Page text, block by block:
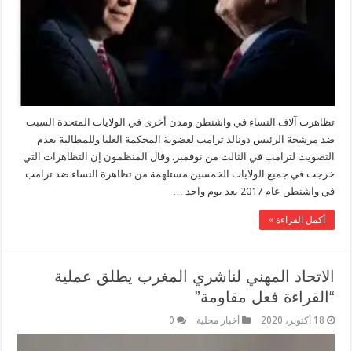
تظاهرت آلاف النساء في واشنطن ومدن أخرى في الولايات المتحدة السبت
ضد مرشحة الرئيس دونالد ترامب لعضوية المحكمة العليا وللمطالبة بعدم
التصويت لترامب في الثالث من نوفمبر. وقال المنظمون إن التظاهرات التي
خرجت في جميع الولايات الخمسين مستلهمة من تظاهرة النساء ضد ترامب
في واشنطن عام 2017 بعد يوم واحد …
أكمل القراءة »
الاتحاد المهني لناشري المغرب يطلق عملية
“القراءة فعل مقاومة”
18 أكتوبر، 2020 أخبار محلية 0